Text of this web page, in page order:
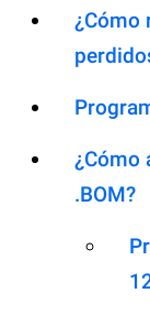
¿Cómo
¿Cómo
.BOM?